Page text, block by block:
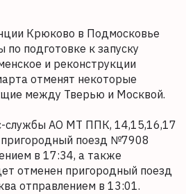
Крюково в Подмосковье
подготовке к запуску
и реконструкции
отменят некоторые
между Тверью и Москвой.
службы АО МТ ППК, 14,15,16,17
поезд №7908
в 17:34, а также
отменен пригородный поезд
отправлением в 13:01.